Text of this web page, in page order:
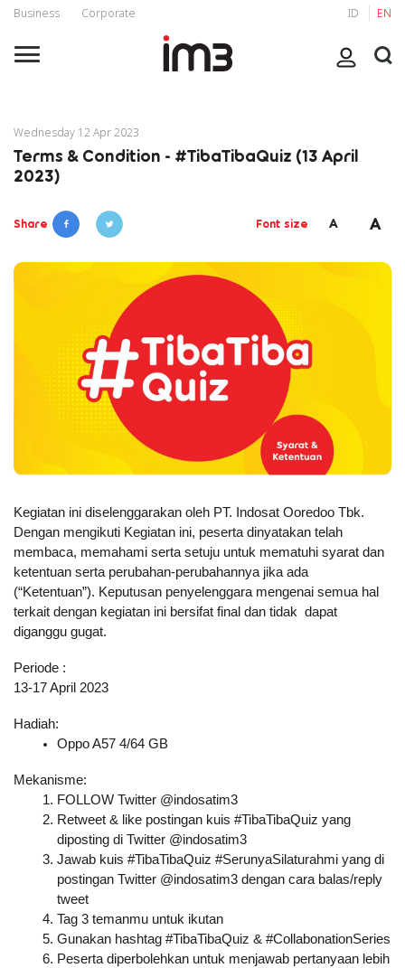
Business Corporate ID EN
Wednesday 12 Apr 2023
Terms & Condition - #TibaTibaQuiz (13 April
2023)
Share Font size A A
Kegiatan ini diselenggarakan oleh PT. Indosat Ooredoo Tbk.
Dengan mengikuti Kegiatan ini, peserta dinyatakan telah
membaca, memahami serta setuju untuk mematuhi syarat dan
ketentuan serta perubahan-perubahannya jika ada
(“Ketentuan”). Keputusan penyelenggara mengenai semua hal
terkait dengan kegiatan ini bersifat final dan tidak  dapat
diganggu gugat.
Periode :
13-17 April 2023
Hadiah:
Oppo A57 4/64 GB
Mekanisme:
FOLLOW Twitter @indosatim3
Retweet & like postingan kuis #TibaTibaQuiz yang
diposting di Twitter @indosatim3
Jawab kuis #TibaTibaQuiz #SerunyaSilaturahmi yang di
postingan Twitter @indosatim3 dengan cara balas/reply
tweet
Tag 3 temanmu untuk ikutan
Gunakan hashtag #TibaTibaQuiz & #CollabonationSeries
Peserta diperbolehkan untuk menjawab pertanyaan lebih